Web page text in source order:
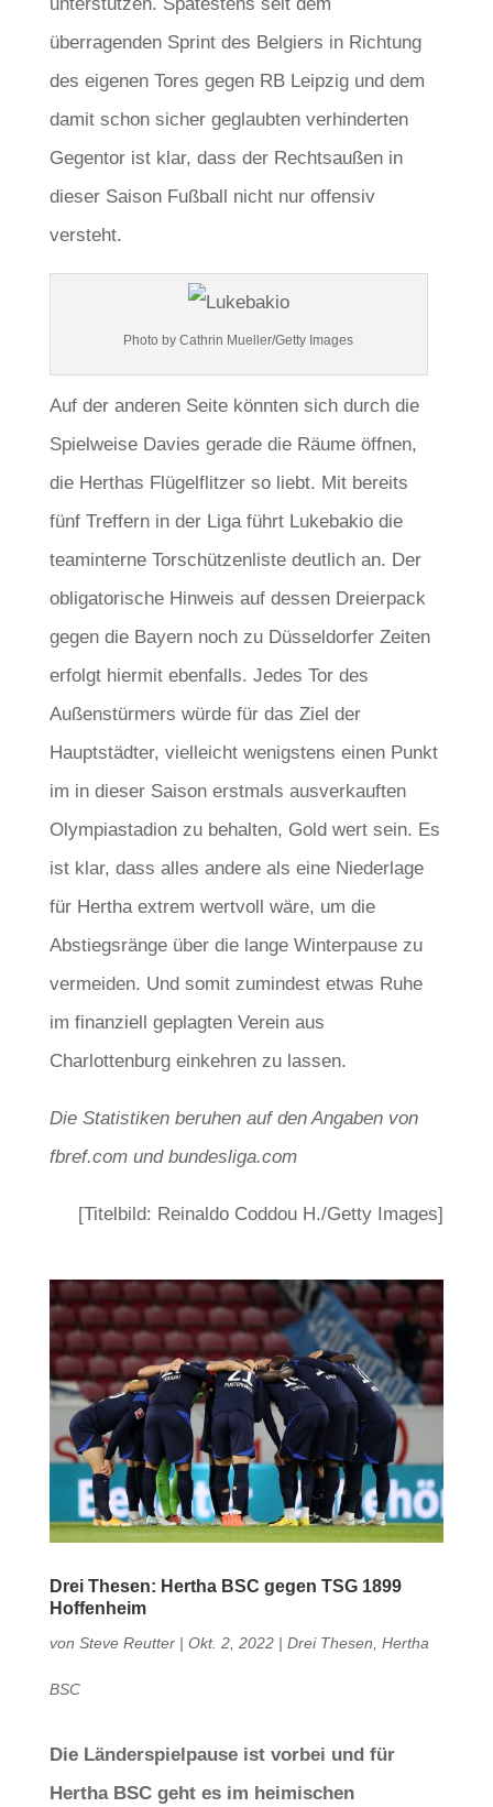
überragenden Sprint des Belgiers in Richtung
des eigenen Tores gegen RB Leipzig und dem
damit schon sicher geglaubten verhinderten
Gegentor ist klar, dass der Rechtsaußen in
dieser Saison Fußball nicht nur offensiv
versteht.
Photo by Cathrin Mueller/Getty Images
Auf der anderen Seite könnten sich durch die
Spielweise Davies gerade die Räume öffnen,
die Herthas Flügelflitzer so liebt. Mit bereits
fünf Treffern in der Liga führt Lukebakio die
teaminterne Torschützenliste deutlich an. Der
obligatorische Hinweis auf dessen Dreierpack
gegen die Bayern noch zu Düsseldorfer Zeiten
erfolgt hiermit ebenfalls. Jedes Tor des
Außenstürmers würde für das Ziel der
Hauptstädter, vielleicht wenigstens einen Punkt
im in dieser Saison erstmals ausverkauften
Olympiastadion zu behalten, Gold wert sein. Es
ist klar, dass alles andere als eine Niederlage
für Hertha extrem wertvoll wäre, um die
Abstiegsränge über die lange Winterpause zu
vermeiden. Und somit zumindest etwas Ruhe
im finanziell geplagten Verein aus
Charlottenburg einkehren zu lassen.
Die Statistiken beruhen auf den Angaben von
fbref.com und bundesliga.com
[Titelbild: Reinaldo Coddou H./Getty Images]
Drei Thesen: Hertha BSC gegen TSG 1899
Hoffenheim
von Steve Reutter| Okt. 2, 2022| Drei Thesen Hertha
BSC
Die Länderspielpause ist vorbei und für
Hertha BSC geht es im heimischen